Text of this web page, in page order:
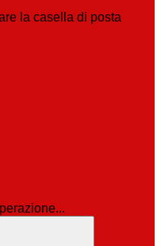
la casella di posta